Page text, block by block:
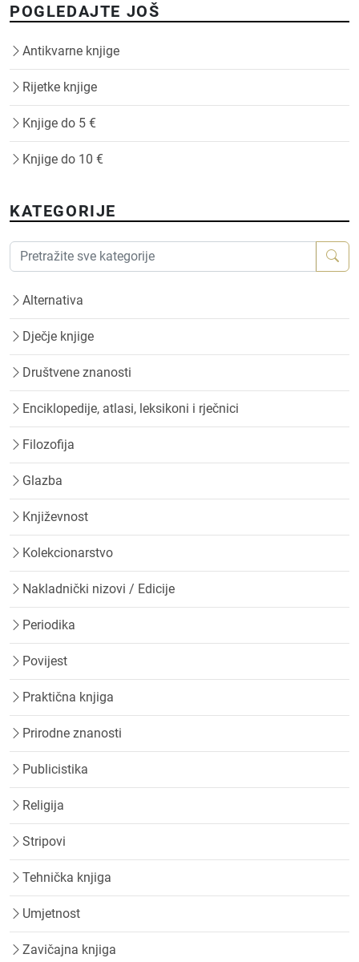
POGLEDAJTE JOŠ
Antikvarne knjige
Rijetke knjige
Knjige do 5 €
Knjige do 10 €
KATEGORIJE
Alternativa
Dječje knjige
Društvene znanosti
Enciklopedije, atlasi, leksikoni i rječnici
Filozofija
Glazba
Književnost
Kolekcionarstvo
Nakladnički nizovi / Edicije
Periodika
Povijest
Praktična knjiga
Prirodne znanosti
Publicistika
Religija
Stripovi
Tehnička knjiga
Umjetnost
Zavičajna knjiga